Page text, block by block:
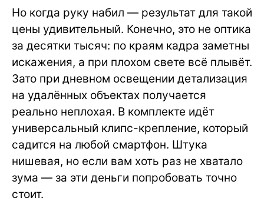
Но когда руку набил — результат для такой
цены удивительный. Конечно, это не оптика
за десятки тысяч: по краям кадра заметны
искажения, а при плохом свете всё плывёт.
Зато при дневном освещении детализация
на удалённых объектах получается
реально неплохая. В комплекте идёт
универсальный клипс-крепление, который
садится на любой смартфон. Штука
нишевая, но если вам хоть раз не хватало
зума — за эти деньги попробовать точно
стоит.